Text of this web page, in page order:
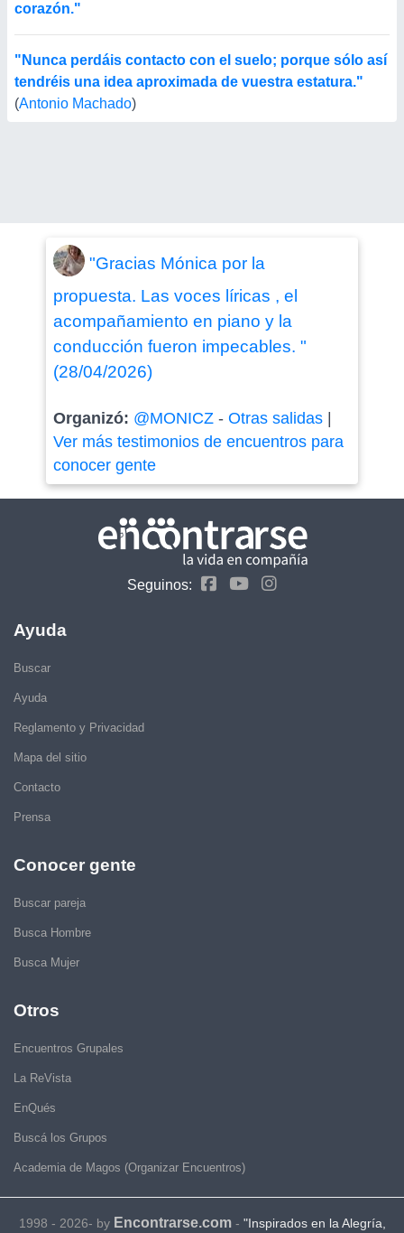
corazón."
"Nunca perdáis contacto con el suelo; porque sólo así
tendréis una idea aproximada de vuestra estatura."
(Antonio Machado)
"Gracias Mónica por la
propuesta. Las voces líricas , el
acompañamiento en piano y la
conducción fueron impecables. "
(28/04/2026)
Organizó: @MONICZ- Otras salidas|
Ver más testimonios de encuentros para
conocer gente
Seguinos:
Ayuda
Buscar
Ayuda
Reglamento y Privacidad
Mapa del sitio
Contacto
Prensa
Conocer gente
Buscar pareja
Busca Hombre
Busca Mujer
Otros
Encuentros Grupales
La ReVista
EnQués
Buscá los Grupos
Academia de Magos (Organizar Encuentros)
1998 - 2026- by Encontrarse.com- "Inspirados en la Alegría,